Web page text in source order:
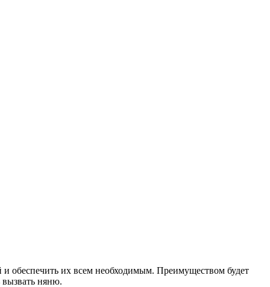
и обеспечить их всем необходимым. Преимуществом будет
вызвать няню.